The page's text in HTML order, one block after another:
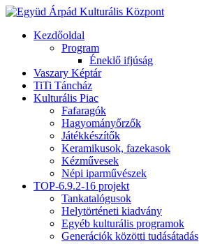
Kezdőoldal
Program
Éneklő ifjúság
Vaszary Képtár
TiTi Táncház
Kulturális Piac
Fafaragók
Hagyományőrzők
Játékkészítők
Keramikusok, fazekasok
Kézművesek
Népi iparművészek
TOP-6.9.2-16 projekt
Tankatalógusok
Helytörténeti kiadvány
Egyéb kulturális programok
Generációk közötti tudásátadás